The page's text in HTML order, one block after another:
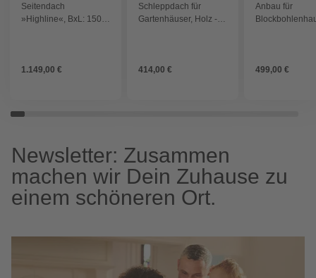
Seitendach
»Highline«, BxL: 150 x
1.149,00 €
Schleppdach für
Gartenhäuser, Holz -
414,00 €
Anbau für
499,00 €
Newsletter: Zusammen
machen wir Dein Zuhause zu
einem schöneren Ort.